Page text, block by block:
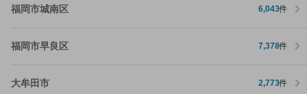
福岡市城南区 6,043件
福岡市早良区 7,378件
大牟田市 2,773件